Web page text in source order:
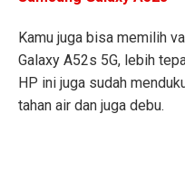
Kamu juga bisa memilih
Galaxy A52s 5G, lebih
HP ini juga sudah
tahan air dan juga debu.